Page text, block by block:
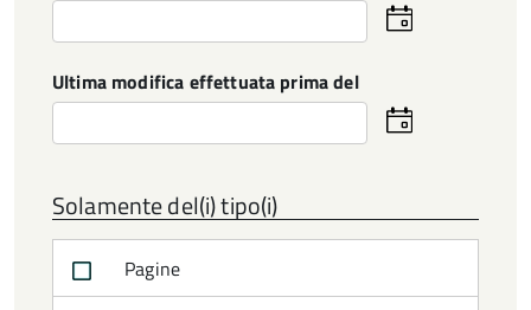
Seleziona
la
Ultima modifica effettuata prima del
Seleziona
la
Solamente del(i) tipo(i)
Pagine